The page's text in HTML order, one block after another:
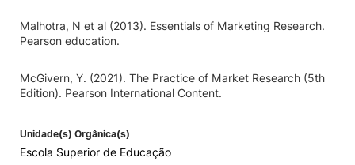
Malhotra, N et al (2013). Essentials of Marketing Research.
Pearson education.
McGivern, Y. (2021). The Practice of Market Research (5th
Edition). Pearson International Content.
Unidade(s) Orgânica(s)
Escola Superior de Educação